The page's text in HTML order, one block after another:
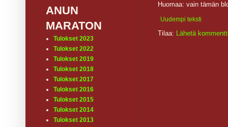
Huomaa: vain tämän
Uudempi teksti
Tilaa: Lähetä
ANUN
MARATON
Tulokset 2023
Tulokset 2022
Tulokset 2019
Tulokset 2018
Tulokset 2017
Tulokset 2016
Tulokset 2015
Tulokset 2014
Tulokset 2013